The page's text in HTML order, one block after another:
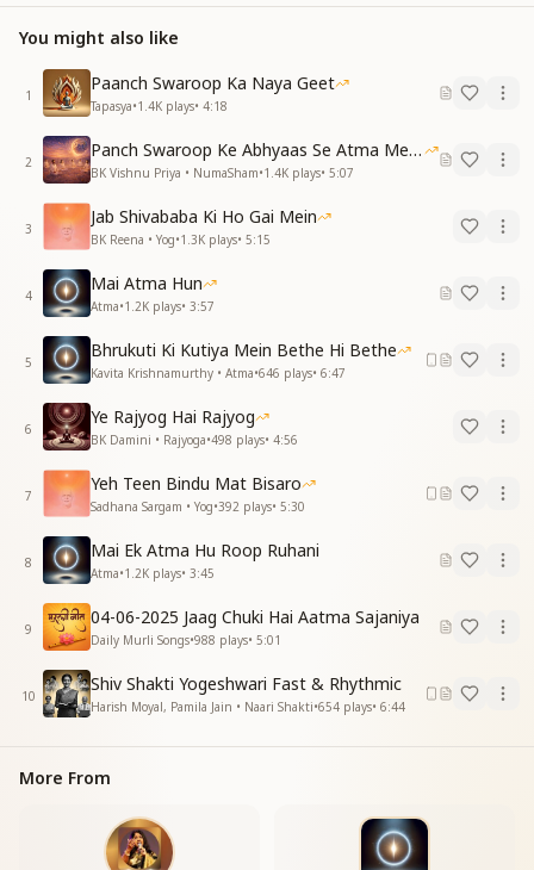
मेरे सब खजाने मैं कितनी धनी हुं
मैं जगमगाती युं ही झिलमिलाती सदा मुस्कुराती मैं मस्तक मणि हूं
सदा मुस्कुराती मैं मस्तक मणि हूं
अजर हूं मैं अमर हूं वही रूप रंग है
शिव ज्योति बिंदु मेरेअंग संग है
अजर हूं मैं अमर हूं वही रूप रंग है
शिव ज्योति बिंदु मेरेअंग संग है
सत्यम शिवम् सुंदरम मैं हुं रचना
सत्यम शिवम् सुंदरम मैं हुं रचना
प्रभु चांद सा है तो मैं चांदनी हूं
मैं जगमगाती युंही झिलमिलाती सदा मुस्कुराती मैं मस्तक मणि हूं
प्रभू प्रेम से मेरा रोशन जहाँ हैं
प्रभू प्रेम से मेरा रोशन जहाँ हैं
मगर अपने इस तन में मैं रोशनी हुं
मैं जगमगाती युंही झिलमिलाती सदा मुस्कुराती मैं मस्तक मणि हूं
सदा मुस्कुराती मैं मस्तक मणि हूं
You might also like
1
Paanch Swaroop Ka Naya Geet
Tapasya•1.4K plays• 4:18
2
Panch Swaroop Ke Abhyaas Se Atma Mein Shakti
BK Vishnu Priya • NumaSham•1.4K plays• 5:07
3
Jab Shivababa Ki Ho Gai Mein
BK Reena • Yog•1.3K plays• 5:15
4
Mai Atma Hun
Atma•1.2K plays• 3:57
5
Bhrukuti Ki Kutiya Mein Bethe Hi Bethe
Kavita Krishnamurthy • Atma•646 plays• 6:47
6
Ye Rajyog Hai Rajyog
BK Damini • Rajyoga•498 plays• 4:56
7
Yeh Teen Bindu Mat Bisaro
Sadhana Sargam • Yog•392 plays• 5:30
8
Mai Ek Atma Hu Roop Ruhani
Atma•1.2K plays• 3:45
9
04-06-2025 Jaag Chuki Hai Aatma Sajaniya
Daily Murli Songs•988 plays• 5:01
10
Shiv Shakti Yogeshwari Fast & Rhythmic
Harish Moyal, Pamila Jain • Naari Shakti•654 plays• 6:44
More From